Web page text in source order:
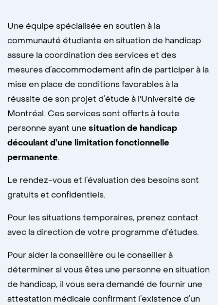
Une équipe spécialisée en soutien à la
communauté étudiante en situation de handicap
assure la coordination des services et des
mesures d’accommodement afin de participer à la
mise en place de conditions favorables à la
réussite de son projet d’étude à l'Université de
Montréal. Ces services sont offerts à toute
personne ayant une situation de handicap
découlant d’une limitation fonctionnelle
permanente.
Le rendez-vous et l’évaluation des besoins sont
gratuits et confidentiels.
Pour les situations temporaires, prenez contact
avec la direction de votre programme d’études.
Pour aider la conseillère ou le conseiller à
déterminer si vous êtes une personne en situation
de handicap, il vous sera demandé de fournir une
attestation médicale confirmant l’existence d’un